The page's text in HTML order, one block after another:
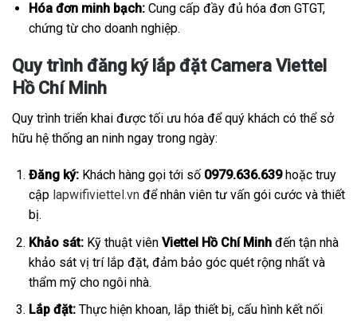
Hóa đơn minh bạch:Cung cấp đầy đủ hóa đơn GTGT,
chứng từ cho doanh nghiệp.
Quy trình đăng ký lắp đặt Camera Viettel
Hồ Chí Minh
Quy trình triển khai được tối ưu hóa để quý khách có thể sở
hữu hệ thống an ninh ngay trong ngày:
Đăng ký:Khách hàng gọi tới số 0979.636.639hoặc truy
cập lapwifiviettel.vnđể nhân viên tư vấn gói cước và thiết
bị.
Khảo sát:Kỹ thuật viên Viettel Hồ Chí Minhđến tận nhà
khảo sát vị trí lắp đặt, đảm bảo góc quét rộng nhất và
thẩm mỹ cho ngôi nhà.
Lắp đặt:Thực hiện khoan, lắp thiết bị, cấu hình kết nối